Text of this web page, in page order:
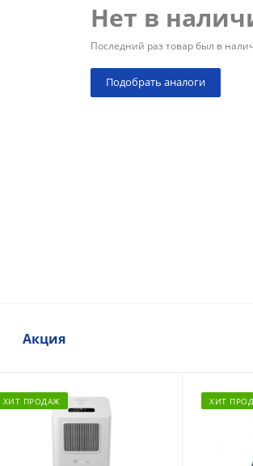
Нет в
Последний раз товар был в
Подобрать аналоги
Акция
ХИТ ПРОДАЖ ХИТ